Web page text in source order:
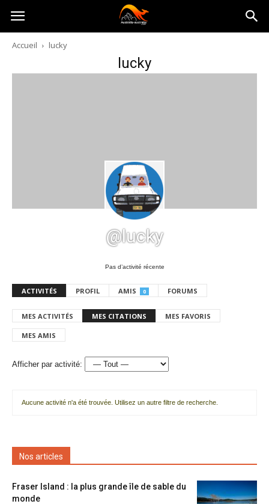
Australia-
australie.com
Accueil lucky
lucky
@lucky
Pas d’activité récente
ACTIVITÉS PROFIL AMIS 0 FORUMS
MES ACTIVITÉS MES CITATIONS MES FAVORIS
MES AMIS
Afficher par activité:
Aucune activité n'a été trouvée. Utilisez un autre filtre de recherche.
Nos articles
Fraser Island : la plus grande île de sable du
monde